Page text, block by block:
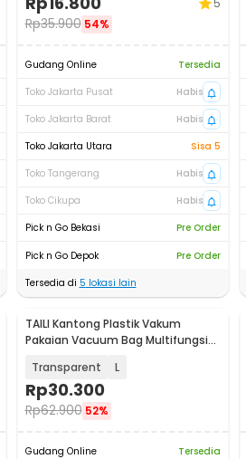
Rp35.900 54%
5
Gudang Online
Tersedia
Toko Jakarta Pusat
Habis
Toko Jakarta Barat
Habis
Toko Jakarta Utara
Sisa 5
Toko Tangerang
Habis
Toko Cikupa
Habis
Pick n Go Bekasi
Pre Order
Pick n Go Depok
Pre Order
Tersedia di 5 lokasi lain
TAILI Kantong Plastik Vakum
Pakaian Vacuum Bag Multifungsi
Transparent L
Rp30.300
Rp62.900 52%
Gudang Online
Tersedia